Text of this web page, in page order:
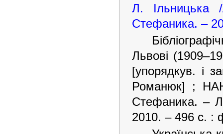
Л. Ільницька
Стефаника. –
Львові
[упорядкув. і
Романюк] ;
Стефаника. –
2010. – 496 с. :